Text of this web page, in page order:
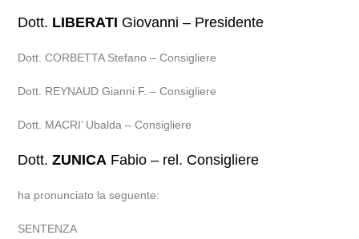
Dott. LIBERATI Giovanni – Presidente
Dott. CORBETTA Stefano – Consigliere
Dott. REYNAUD Gianni F. – Consigliere
Dott. MACRI’ Ubalda – Consigliere
Dott.ZUNICA Fabio – rel. Consigliere
ha pronunciato la seguente:
SENTENZA